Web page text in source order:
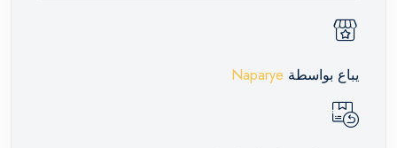
يباع بواسطة Naparye